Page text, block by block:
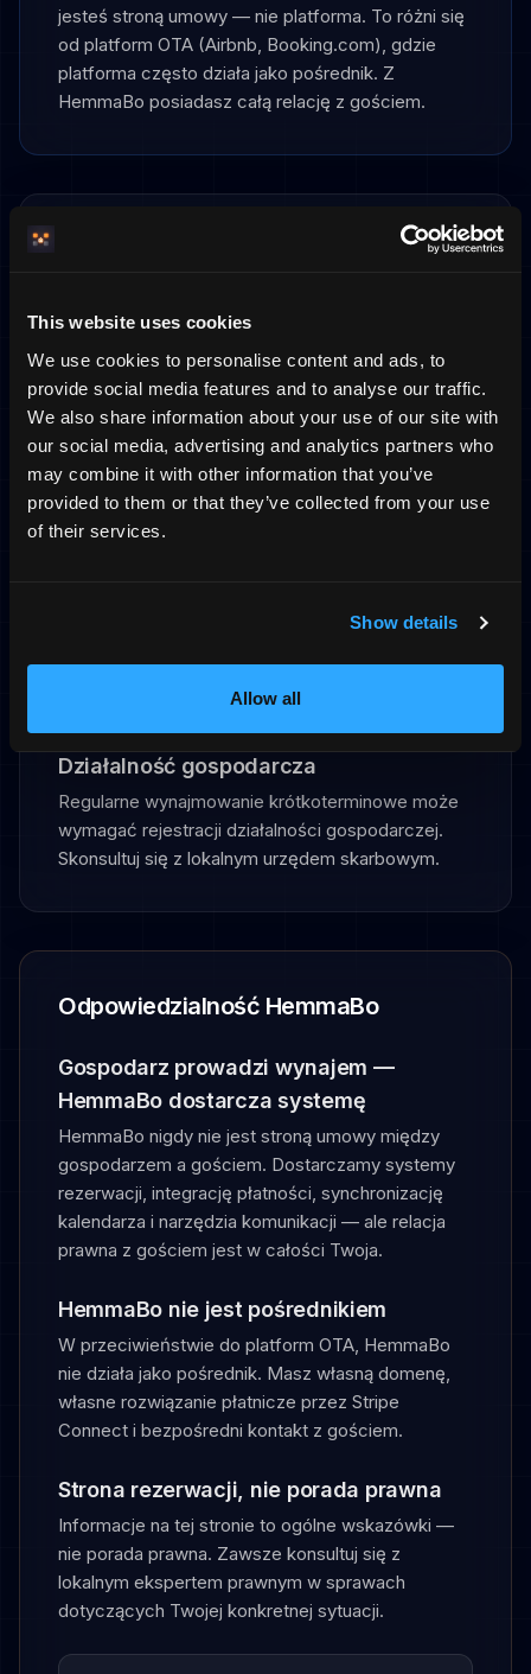
This website uses cookies
We use cookies to personalise content and ads, to
provide social media features and to analyse our traffic.
We also share information about your use of our site with
our social media, advertising and analytics partners who
may combine it with other information that you’ve
provided to them or that they’ve collected from your use
of their services.
Show details
Allow all
jesteś stroną umowy — nie platforma. To różni się
od platform OTA (Airbnb, Booking.com), gdzie
platforma często działa jako pośrednik. Z
HemmaBo posiadasz całą relację z gościem.
Ustawa o usługach turystycznych
w tym wynajem krótkoterminowy. Określa prawa
gościem i obowiązki gospodarza.
Obowiązek rejestracji gości
Gospodarze muszą rejestrować gości
zagranicznych i zgłaszać ich pobyt. Dane muszą
Podatek turystyczny — poziom lokalny
się w zależności od lokalizacji.
Działalność gospodarcza
Regularne wynajmowanie krótkoterminowe może
wymagać rejestracji działalności gospodarczej.
Skonsultuj się z lokalnym urzędem skarbowym.
Odpowiedzialność HemmaBo
Gospodarz prowadzi wynajem —
HemmaBo dostarcza systemę
HemmaBo nigdy nie jest stroną umowy między
gospodarzem a gościem. Dostarczamy systemy
rezerwacji, integrację płatności, synchronizację
kalendarza i narzędzia komunikacji — ale relacja
prawna z gościem jest w całości Twoja.
HemmaBo nie jest pośrednikiem
W przeciwieństwie do platform OTA, HemmaBo
nie działa jako pośrednik. Masz własną domenę,
własne rozwiązanie płatnicze przez Stripe
Connect i bezpośredni kontakt z gościem.
Strona rezerwacji, nie porada prawna
Informacje na tej stronie to ogólne wskazówki —
nie porada prawna. Zawsze konsultuj się z
lokalnym ekspertem prawnym w sprawach
dotyczących Twojej konkretnej sytuacji.